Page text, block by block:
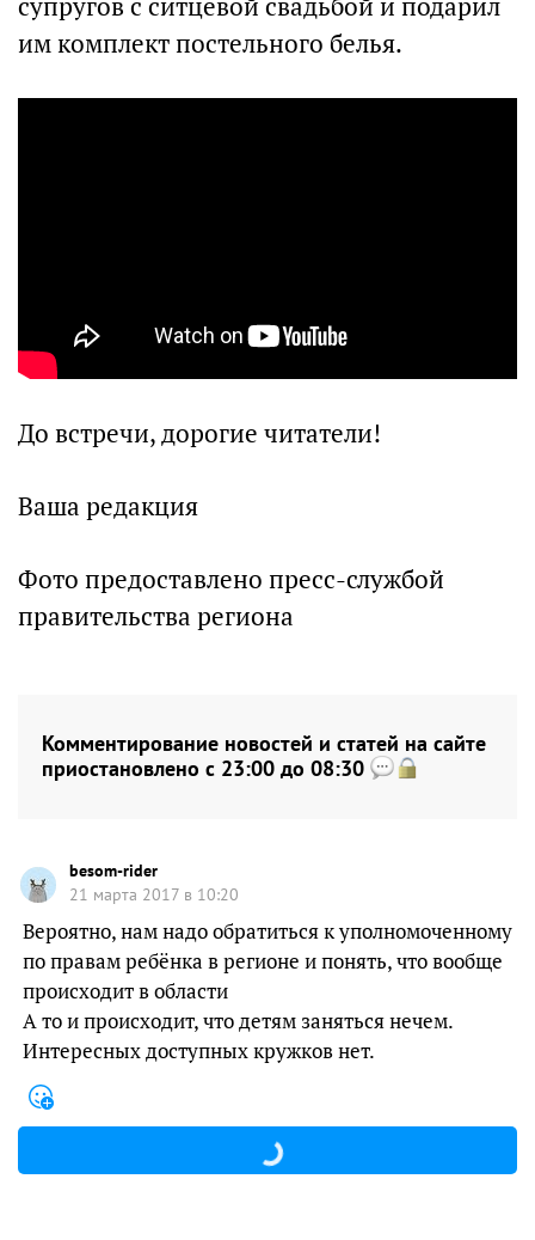
супругов с ситцевой свадьбой и подарил
им комплект постельного белья.
До встречи, дорогие читатели!
Ваша редакция
Фото предоставлено пресс-службой
правительства региона
Комментирование новостей и статей на сайте
приостановлено с 23:00 до 08:30
besom-rider
21 марта 2017 в 10:20
Вероятно, нам надо обратиться к уполномоченному
по правам ребёнка в регионе и понять, что вообще
происходит в области
А то и происходит, что детям заняться нечем.
Интересных доступных кружков нет.